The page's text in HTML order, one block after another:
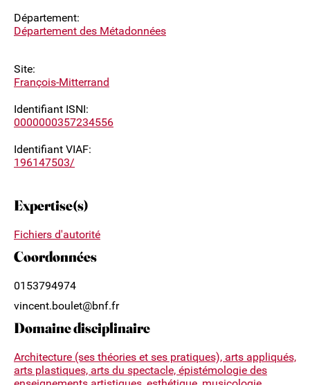
Département:
Département des Métadonnées
Site:
François-Mitterrand
Identifiant ISNI:
0000000357234556
Identifiant VIAF:
196147503/
Expertise(s)
Fichiers d'autorité
Coordonnées
0153794974
vincent.boulet@bnf.fr
Domaine disciplinaire
Architecture (ses théories et ses pratiques), arts appliqués,
arts plastiques, arts du spectacle, épistémologie des